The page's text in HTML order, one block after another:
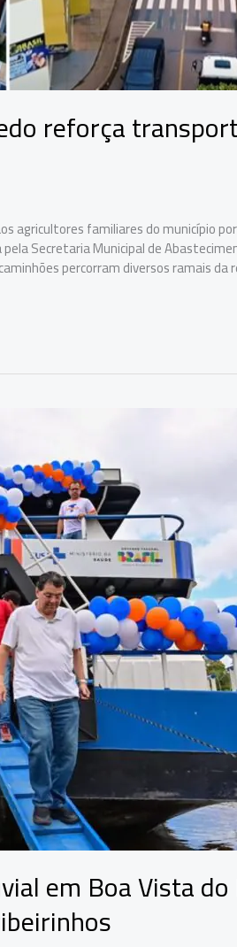
reforça
agricultores familiares do município
Secretaria Municipal de
percorram diversos ramais da
em Boa Vista